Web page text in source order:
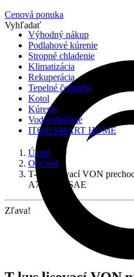
Cenová ponuka
Vyhľadať
Výhodný nákup
Podlahové kúrenie
Stropné chladenie
Klimatizácia
Rekuperácia
Tepelné čerpadlo
Kotol
Kúrenie
Vodoinštalácie
IT600 SMART HOME
Úvod
Obchod
T-kus lisovací VON
A7802020SAE
Zľava!